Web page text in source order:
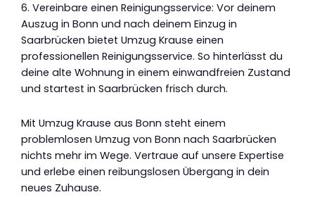
6. Vereinbare einen Reinigungsservice: Vor deinem
Auszug in Bonn und nach deinem Einzug in
Saarbrücken bietet Umzug Krause einen
professionellen Reinigungsservice. So hinterlässt du
deine alte Wohnung in einem einwandfreien Zustand
und startest in Saarbrücken frisch durch.
Mit Umzug Krause aus Bonn steht einem
problemlosen Umzug von Bonn nach Saarbrücken
nichts mehr im Wege. Vertraue auf unsere Expertise
und erlebe einen reibungslosen Übergang in dein
neues Zuhause.